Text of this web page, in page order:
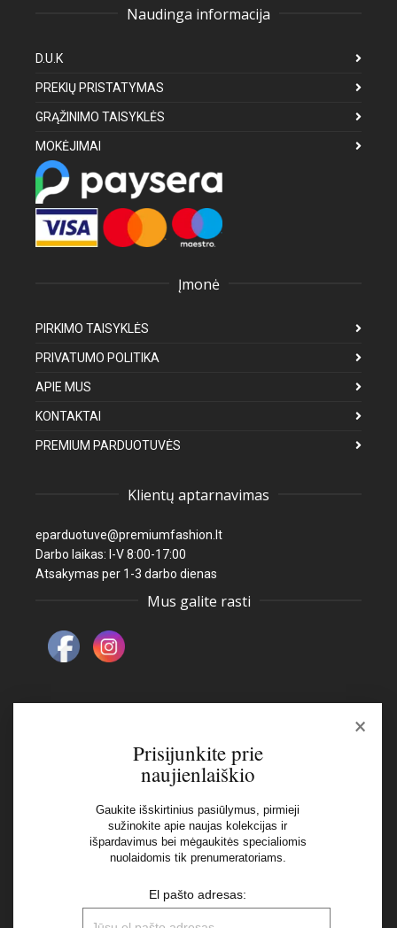
Naudinga informacija
D.U.K
PREKIŲ PRISTATYMAS
GRĄŽINIMO TAISYKLĖS
MOKĖJIMAI
Įmonė
PIRKIMO TAISYKLĖS
PRIVATUMO POLITIKA
APIE MUS
KONTAKTAI
PREMIUM PARDUOTUVĖS
Klientų aptarnavimas
eparduotuve@premiumfashion.lt
Darbo laikas: I-V 8:00-17:00
Atsakymas per 1-3 darbo dienas
Mus galite rasti
Naujienlaiškis
Aš perskaičiau ir sutinku su Privatumo Politikos
×
Prisijunkite prie
naujienlaiškio
Gaukite išskirtinius pasiūlymus, pirmieji
sužinokite apie naujas kolekcijas ir
išpardavimus bei mėgaukitės specialiomis
nuolaidomis tik prenumeratoriams.
El pašto adresas: